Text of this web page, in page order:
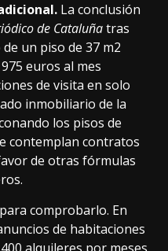
La conclusión
de Cataluñatras
un piso de 37 m2
euros al mes
de visita en solo
inmobiliario de la
los pisos de
contemplan contratos
de otras fórmulas
comprobarlo. En
de habitaciones